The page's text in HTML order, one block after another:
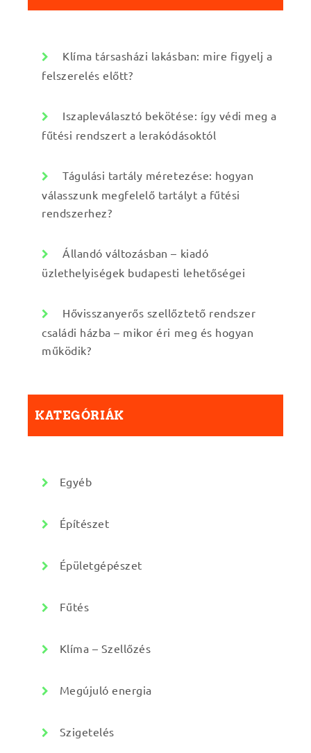
Klíma társasházi lakásban: mire figyelj a
felszerelés előtt?
Iszapleválasztó bekötése: így védi meg a
fűtési rendszert a lerakódásoktól
Tágulási tartály méretezése: hogyan
válasszunk megfelelő tartályt a fűtési
rendszerhez?
Állandó változásban – kiadó
üzlethelyiségek budapesti lehetőségei
Hővisszanyerős szellőztető rendszer
családi házba – mikor éri meg és hogyan
működik?
KATEGÓRIÁK
Egyéb
Építészet
Épületgépészet
Fűtés
Klíma – Szellőzés
Megújuló energia
Szigetelés